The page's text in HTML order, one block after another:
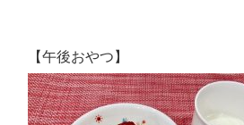
【午後おやつ】